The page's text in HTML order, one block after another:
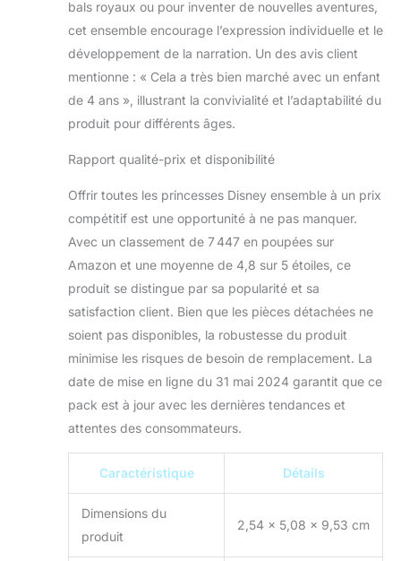
bals royaux ou pour inventer de nouvelles aventures,
cet ensemble encourage l’expression individuelle et le
développement de la narration. Un des avis client
mentionne : « Cela a très bien marché avec un enfant
de 4 ans », illustrant la convivialité et l’adaptabilité du
produit pour différents âges.
Rapport qualité-prix et disponibilité
Offrir toutes les princesses Disney ensemble à un prix
compétitif est une opportunité à ne pas manquer.
Avec un classement de 7 447 en poupées sur
Amazon et une moyenne de 4,8 sur 5 étoiles, ce
produit se distingue par sa popularité et sa
satisfaction client. Bien que les pièces détachées ne
soient pas disponibles, la robustesse du produit
minimise les risques de besoin de remplacement. La
date de mise en ligne du 31 mai 2024 garantit que ce
pack est à jour avec les dernières tendances et
attentes des consommateurs.
Caractéristique Détails
Dimensions du
produit
2,54 x 5,08 x 9,53 cm